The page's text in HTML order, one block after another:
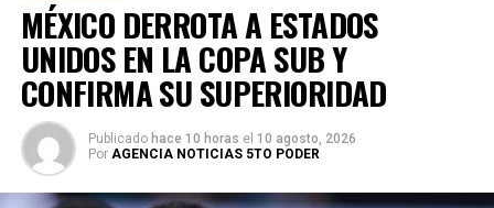
MÉXICO DERROTA A ESTADOS
UNIDOS EN LA COPA SUB Y
CONFIRMA SU SUPERIORIDAD
Publicado hace 10 horas el 10 agosto, 2026
Por AGENCIA NOTICIAS 5TO PODER